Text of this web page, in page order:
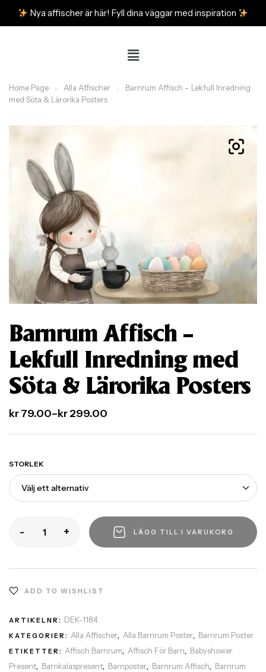
Nya affischer är här! Fyll dina väggar med inspiration
Home Page Alla Affischer
Barnrum Affisch – Lekfull Inredning
med Söta & Lärorika Posters
Barnrum Affisch –
Lekfull Inredning med
Söta & Lärorika Posters
kr79.00–kr299.00
STORLEK
- + LÄGG TILL I VARUKORG
ADD TO WISHLIST
ARTIKELNR: DEK-1184
KATEGORIER: Alla Affischer, Alla Barnrum Poster, Barnrum Poster
ETIKETTER: Affisch Barnrum, Affisch För Barn, Babyshower
Present, Barnkalaspresent, Barnposter, Barnrum Affisch, Barnrum